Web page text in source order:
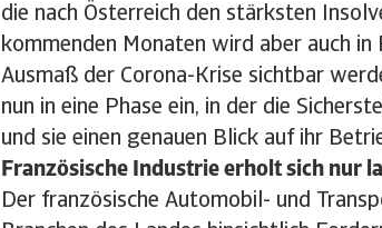
die nach Österreich den stärksten
kommenden Monaten wird aber auch
Ausmaß der Corona-Krise sichtbar
nun in eine Phase ein, in der die
und sie einen genauen Blick auf ihr
Französische Industrie erholt sich nur
Der französische Automobil- und